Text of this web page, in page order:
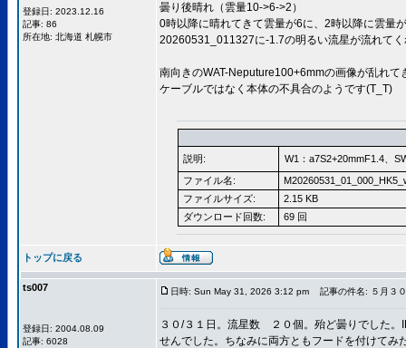
登録日: 2023.12.16
記事: 86
所在地: 北海道 札幌市
曇り後晴れ（雲量10->6->2）
0時以降に晴れてきて雲量が6に、2時以降に雲量
20260531_011327に-1.7の明るい流星が流れて
南向きのWAT-Neputure100+6mmの画像が乱れて
ケーブルではなく本体の不具合のようです(T_T)
説明:
W1：a7S2+20mmF1.4、
ファイル名:
ファイルサイズ:
2.15 KB
ダウンロード回数:
69 回
トップに戻る
ts007
登録日: 2004.08.09
記事: 6028
日時: Sun May 31, 2026 3:12 pm 記事の件名: ５月３
３０/３１日。流星数 ２０個。殆ど曇りでした。
せんでした。ちなみに両方ともフードを付けて